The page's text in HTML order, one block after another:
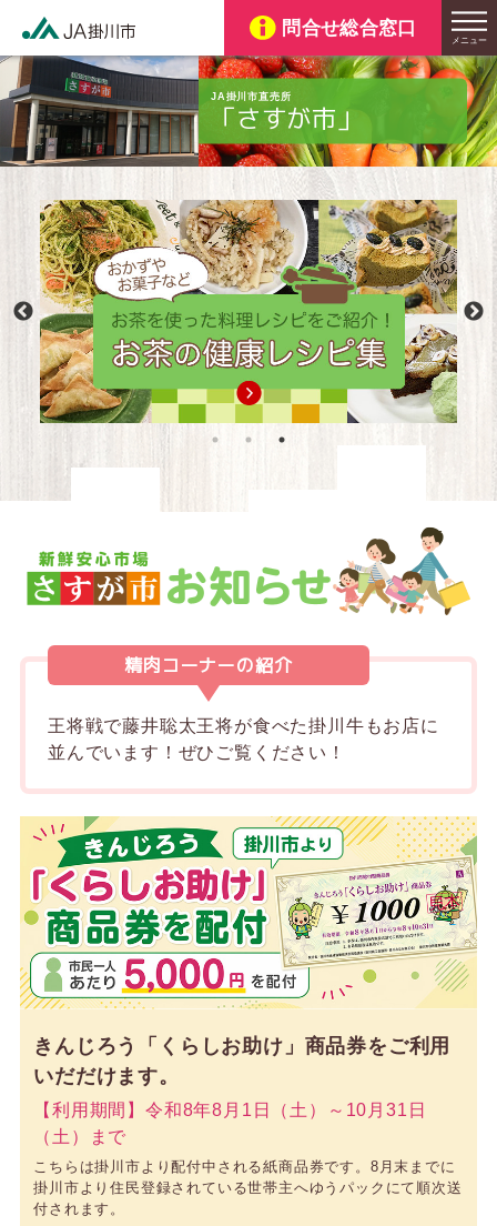
JA掛川市直売所
「さすが市」
精肉コーナーの紹介
王将戦で藤井聡太王将が食べた掛川牛もお店に
並んでいます！ ぜひご覧ください！
きんじろう「くらしお助け」商品券をご利用
いだだけます。
【利用期間】令和8年8月1日（土）～10月31日
（土）まで
こちらは掛川市より配付中される紙商品券です。8月末までに
掛川市より住民登録されている世帯主へゆうパックにて順次送
付されます。